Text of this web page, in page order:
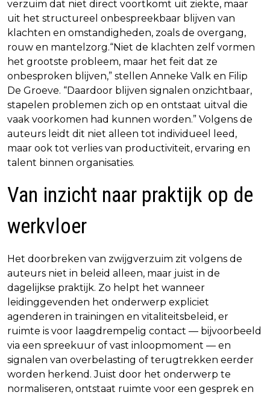
verzuim dat niet direct voortkomt uit ziekte, maar
uit het structureel onbespreekbaar blijven van
klachten en omstandigheden, zoals de overgang,
rouw en mantelzorg.“Niet de klachten zelf vormen
het grootste probleem, maar het feit dat ze
onbesproken blijven,” stellen Anneke Valk en Filip
De Groeve. “Daardoor blijven signalen onzichtbaar,
stapelen problemen zich op en ontstaat uitval die
vaak voorkomen had kunnen worden.” Volgens de
auteurs leidt dit niet alleen tot individueel leed,
maar ook tot verlies van productiviteit, ervaring en
talent binnen organisaties.
Van inzicht naar praktijk op de
werkvloer
Het doorbreken van zwijgverzuim zit volgens de
auteurs niet in beleid alleen, maar juist in de
dagelijkse praktijk. Zo helpt het wanneer
leidinggevenden het onderwerp expliciet
agenderen in trainingen en vitaliteitsbeleid, er
ruimte is voor laagdrempelig contact — bijvoorbeeld
via een spreekuur of vast inloopmoment — en
signalen van overbelasting of terugtrekken eerder
worden herkend. Juist door het onderwerp te
normaliseren, ontstaat ruimte voor een gesprek en